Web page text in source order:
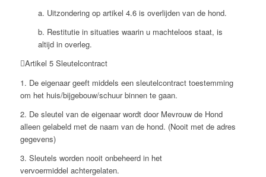
a. Uitzondering op artikel 4.6 is overlijden van de hond.
b. Restitutie in situaties waarin u machteloos staat, is
altijd in overleg.
Artikel 5 Sleutelcontract
1. De eigenaar geeft middels een sleutelcontract toestemming
om het huis/bijgebouw/schuur binnen te gaan.
2. De sleutel van de eigenaar wordt door Mevrouw de Hond
alleen gelabeld met de naam van de hond. (Nooit met de adres
gegevens)
3. Sleutels worden nooit onbeheerd in het
vervoermiddel achtergelaten.